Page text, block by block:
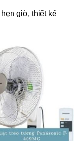
hẹn giờ, thiết kế